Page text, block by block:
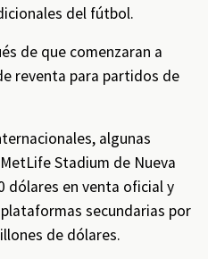
del fútbol.
de que comenzaran a
reventa para partidos de
algunas
Stadium de Nueva
dólares en venta oficial y
secundarias por
de dólares.